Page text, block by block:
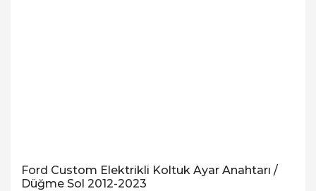
Ford Custom Elektrikli Koltuk Ayar Anahtarı /
Düğme Sol 2012-2023